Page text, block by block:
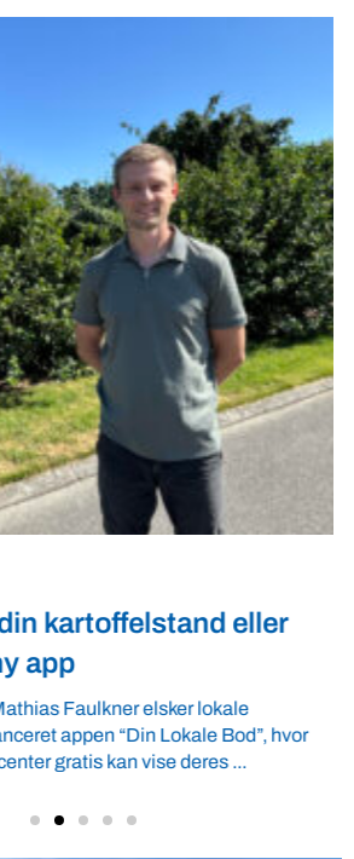
landmænd strategisk
GLS-A tilbyder ordnede forhold, som
– også i usikre tider. VBF byder